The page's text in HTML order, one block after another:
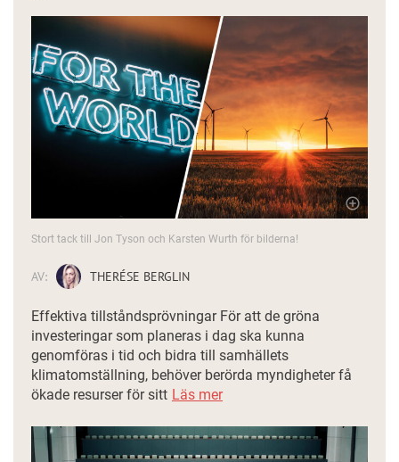
Stort tack till Jon Tyson och Karsten Wurth för bilderna!
AV: THERÉSE BERGLIN
Effektiva tillståndsprövningar För att de gröna
investeringar som planeras i dag ska kunna
genomföras i tid och bidra till samhällets
klimatomställning, behöver berörda myndigheter få
ökade resurser för sitt Läs mer